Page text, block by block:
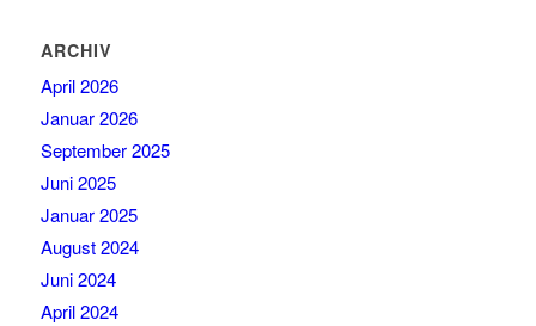
ARCHIV
April 2026
Januar 2026
September 2025
Juni 2025
Januar 2025
August 2024
Juni 2024
April 2024